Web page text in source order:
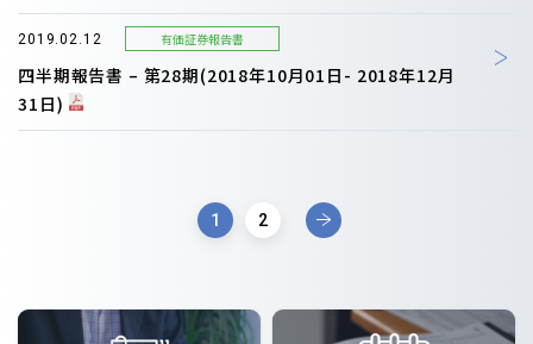
2019.02.12 有価証券報告書
四半期報告書 – 第28期(2018年10月01日- 2018年12月
31日)
1 2